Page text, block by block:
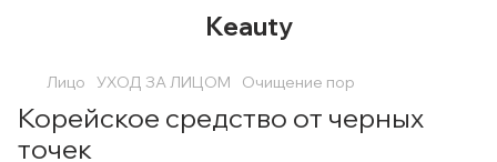
Keauty
Лицо УХОД ЗА ЛИЦОМ Очищение пор
Корейское средство от черных
точек